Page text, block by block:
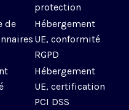
protection
de
Hébergement
UE, conformité
RGPD
Hébergement
UE, certification
PCI DSS